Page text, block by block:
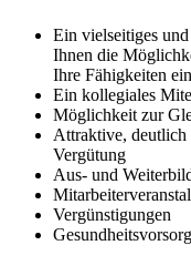
Ein vielseitiges
Ihnen die
Ihre Fähigkeiten
Ein kollegiales
Möglichkeit zur
Attraktive,
Vergütung
Aus- und
Vergünstigungen